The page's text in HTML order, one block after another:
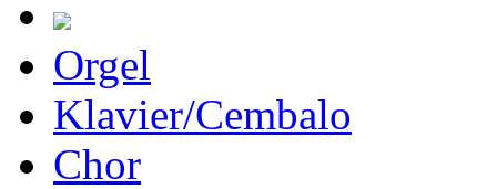
Orgel
Klavier/Cembalo
Chor